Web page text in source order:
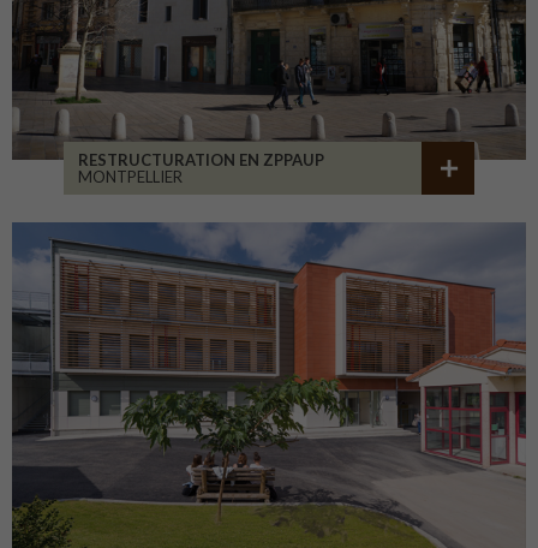
RESTRUCTURATION EN ZPPAUP
MONTPELLIER